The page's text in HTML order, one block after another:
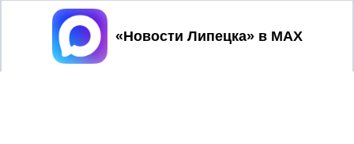
Принять